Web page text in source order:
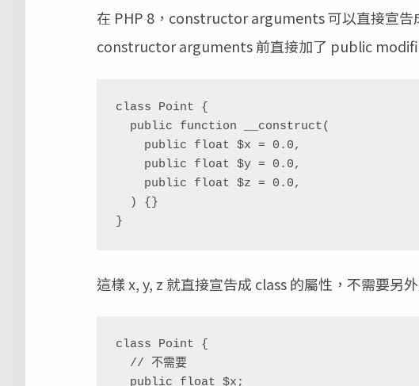
在 PHP 8，constructor arguments 可以直接宣告
constructor arguments 前直接加了 public
class Point {
}
這樣 x, y, z 就直接宣告成 class 的屬性，不需要另
class Point {